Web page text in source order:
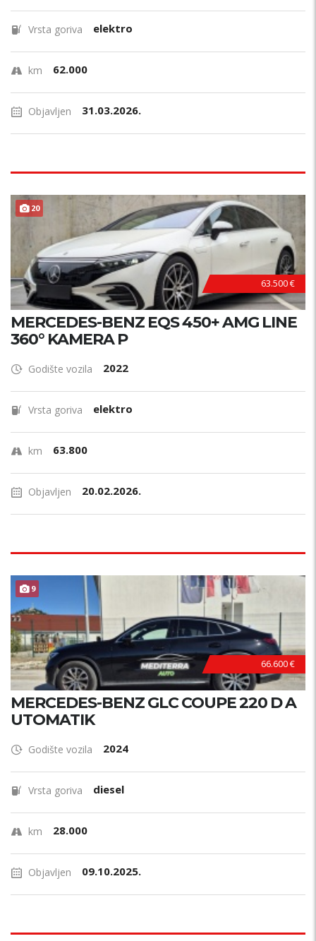
Vrsta goriva elektro
km 62.000
Objavljen 31.03.2026.
20
63.500 €
MERCEDES-BENZ EQS 450+ AMG LINE
360° KAMERA P
Godište vozila 2022
Vrsta goriva elektro
km 63.800
Objavljen 20.02.2026.
9 ODLIČAN !
66.600 €
MERCEDES-BENZ GLC COUPE 220 D A
UTOMATIK
Godište vozila 2024
Vrsta goriva diesel
km 28.000
Objavljen 09.10.2025.